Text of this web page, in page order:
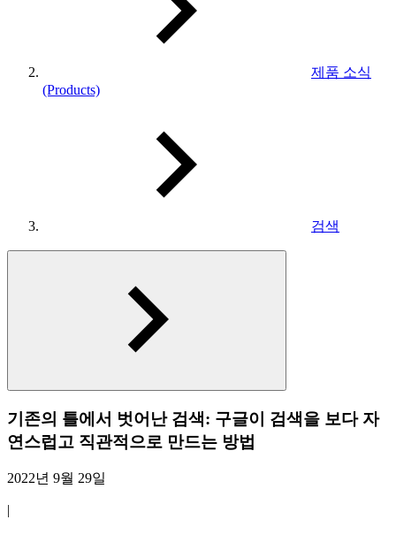
제품 소식
(Products)
검색
기존의 틀에서 벗어난 검색: 구글이 검색을 보다 자
연스럽고 직관적으로 만드는 방법
2022년 9월 29일
|